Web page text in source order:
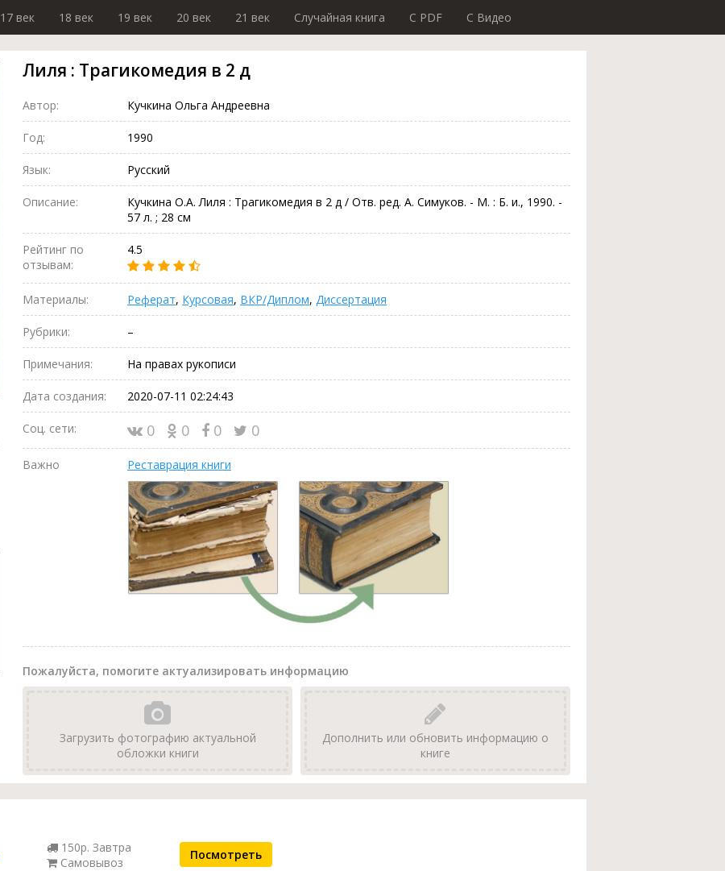
17 век 18 век 19 век 20 век 21 век Случайная книга C PDF C Видео
Лиля : Трагикомедия в 2 д
Автор: Кучкина Ольга Андреевна
Год: 1990
Язык: Русский
Описание:
Кучкина О.А. Лиля : Трагикомедия в 2 д / Отв. ред. А. Симуков. - М. : Б. и., 1990. -
57 л. ; 28 см
Рейтинг по
отзывам:
4.5
Материалы: Реферат, Курсовая, ВКР/Диплом, Диссертация
Рубрики: –
Примечания: На правах рукописи
Дата создания: 2020-07-11 02:24:43
Соц. сети: 0 0 0 0
Важно Реставрация книги
Пожалуйста, помогите актуализировать информацию
Загрузить фотографию актуальной
обложки книги
Дополнить или обновить информацию о
книге
150р. Завтра
Самовывоз
Посмотреть